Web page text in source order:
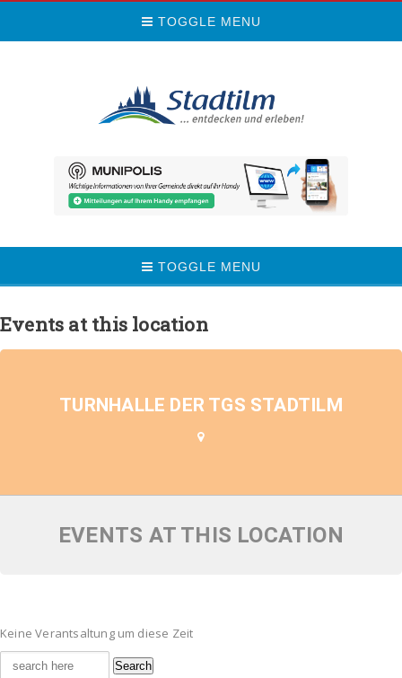
TOGGLE MENU
TOGGLE MENU
Events at this location
TURNHALLE DER TGS STADTILM
EVENTS AT THIS LOCATION
Keine Verantsaltung um diese Zeit
Search
for: